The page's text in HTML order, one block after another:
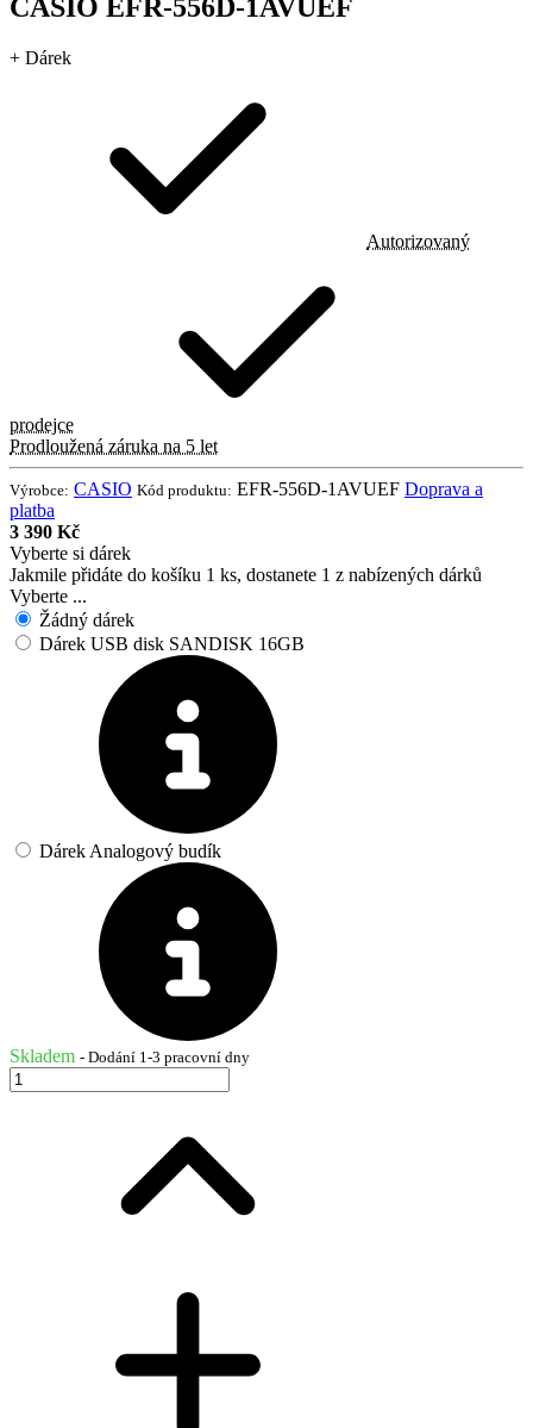
CASIO EFR-556D-1AVUEF
+ Dárek
Autorizovaný
prodejce
Prodloužená záruka na 5 let
Výrobce: CASIO Kód produktu: EFR-556D-1AVUEF Doprava a
platba
3 390 Kč
Vyberte si dárek
Jakmile přidáte do košíku 1 ks, dostanete 1 z nabízených dárků
Vyberte ...
Žádný dárek
Dárek USB disk SANDISK 16GB
Dárek Analogový budík
Skladem - Dodání 1-3 pracovní dny